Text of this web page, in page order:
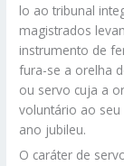
lo ao tribunal
magistrados
instrumento de
fura-se a orelha
ou servo cuja a
voluntário ao
ano jubileu.
O caráter de